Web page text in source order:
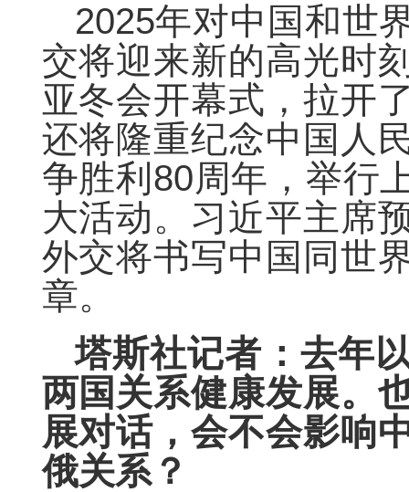
2025年对中国和世
交将迎来新的高光时
亚冬会开幕式，拉开
还将隆重纪念中国人
争胜利80周年，举行
大活动。习近平主席
外交将书写中国同世
章。
塔斯社记者：去年
两国关系健康发展。
展对话，会不会影响
俄关系？